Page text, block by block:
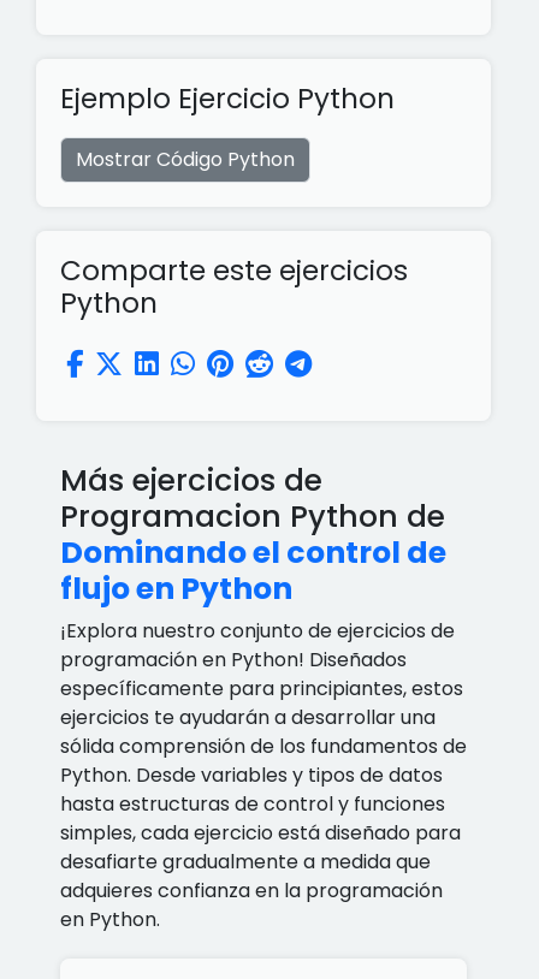
Ejemplo Ejercicio Python
Mostrar Código Python
Comparte este ejercicios
Python
Más ejercicios de
Programacion Python de
Dominando el control de
flujo en Python
¡Explora nuestro conjunto de ejercicios de
programación en Python! Diseñados
específicamente para principiantes, estos
ejercicios te ayudarán a desarrollar una
sólida comprensión de los fundamentos de
Python. Desde variables y tipos de datos
hasta estructuras de control y funciones
simples, cada ejercicio está diseñado para
desafiarte gradualmente a medida que
adquieres confianza en la programación
en Python.